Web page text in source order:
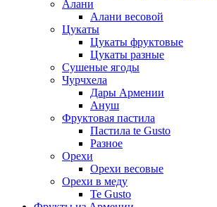
Алани
Алани весовой
Цукаты
Цукаты фруктовые
Цукаты разные
Сушеные ягоды
Чурчхела
Дары Армении
Ануш
Фруктовая пастила
Пастила te Gusto
Разное
Орехи
Орехи весовые
Орехи в меду
Te Gusto